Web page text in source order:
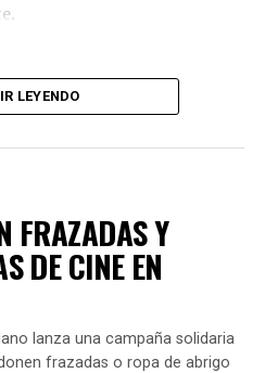
se explorarán los
autistas para
a menudo no los
necesaria una inscripción
acudir al lugar. Este
ejemplo de
en la cultura argentina, es
huevos y espuma
se celebra en colegios
y universidades.
LEYENDO
FRAZADAS Y
DE CINE EN
lanza una campaña solidaria
frazadas o ropa de abrigo